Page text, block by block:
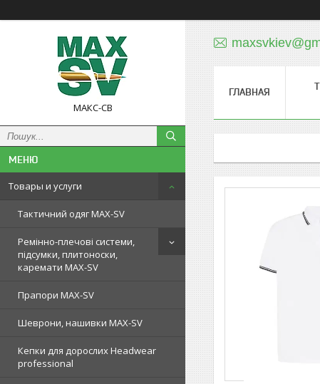
МАКС-СВ
Товары и услуги
Тактичний одяг MAX-SV
Ремінно-плечові системи,
підсумки, плитоноски,
каремати MAX-SV
Прапори MAX-SV
Шеврони, нашивки MAX-SV
Кепки для дорослих Headwear
professional
ГЛАВНАЯ